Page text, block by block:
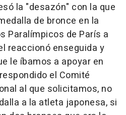
la "desazón" con la que
de bronce en la
Paralímpicos de París a
reaccionó enseguida y
le íbamos a apoyar en
el Comité
al que solicitamos, no
a la atleta japonesa, si